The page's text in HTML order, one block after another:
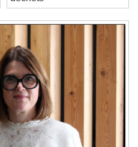
, selected
, opens subtitles
déchets